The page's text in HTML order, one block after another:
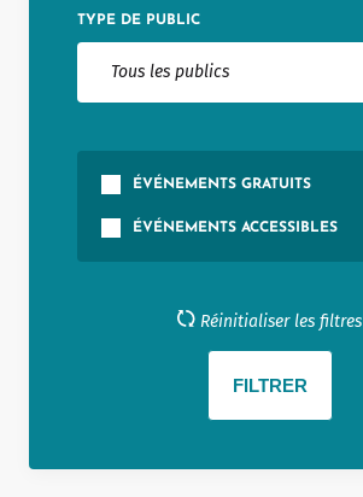
TYPE DE PUBLIC
Tous les publics
ÉVÉNEMENTS GRATUITS
ÉVÉNEMENTS ACCESSIBLES
Réinitialiser les filtres